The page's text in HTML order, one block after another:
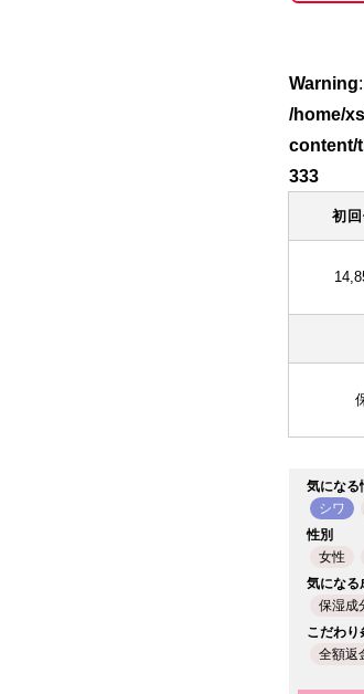
Warning
/home/
content/
333
初
気になる
シワ
性別
女性
気になる
保湿成
こだわり
全額返